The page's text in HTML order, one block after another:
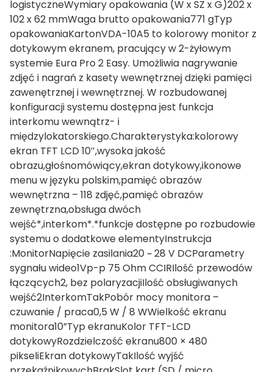
logistyczneWymiary opakowania (W x SZ x G)202 x
102 x 62 mmWaga brutto opakowania771 gTyp
opakowaniaKartonVDA-10A5 to kolorowy monitor z
dotykowym ekranem, pracujący w 2-żyłowym
systemie Eura Pro 2 Easy. Umożliwia nagrywanie
zdjęć i nagrań z kasety wewnętrznej dzięki pamięci
zawenętrznej i wewnętrznej. W rozbudowanej
konfiguracji systemu dostępna jest funkcja
interkomu wewnątrz- i
międzylokatorskiego.Charakterystyka:kolorowy
ekran TFT LCD 10″,wysoka jakość
obrazu,głośnomówiący,ekran dotykowy,ikonowe
menu w języku polskim,pamięć obrazów
wewnętrzna – 118 zdjęć,pamięć obrazów
zewnętrzna,obsługa dwóch
wejść*,interkom*.*funkcje dostępne po rozbudowie
systemu o dodatkowe elementyInstrukcja
:MonitorNapięcie zasilania20 ~ 28 V DCParametry
sygnału wideo1Vp-p 75 Ohm CCIRIlość przewodów
łączących2, bez polaryzacjiIlość obsługiwanych
wejść2InterkomTakPobór mocy monitora –
czuwanie / praca0,5 W / 8 WWielkość ekranu
monitora10”Typ ekranuKolor TFT-LCD
dotykowyRozdzielczość ekranu800 × 480
pikseliEkran dotykowyTakIlość wyjść